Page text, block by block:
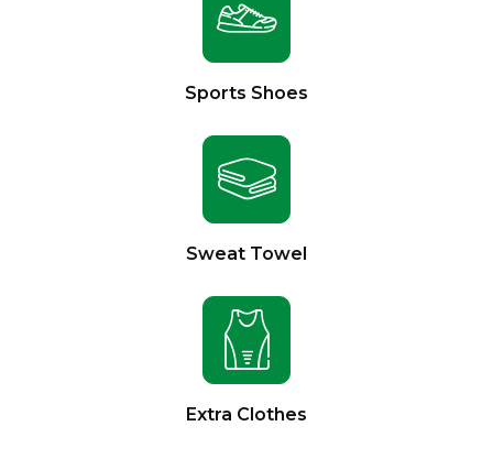
Sports Shoes
Sweat Towel
Extra Clothes